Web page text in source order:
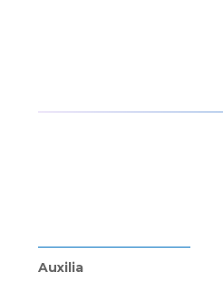
Auxilia